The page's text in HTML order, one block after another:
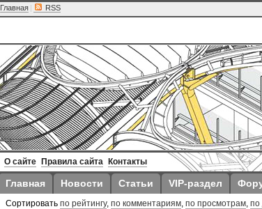
Главная | RSS
О сайте Правила сайта Контакты
Главная Новости Статьи VIP-раздел
Сортировать по рейтингу, по комментариям, по просмотрам, по